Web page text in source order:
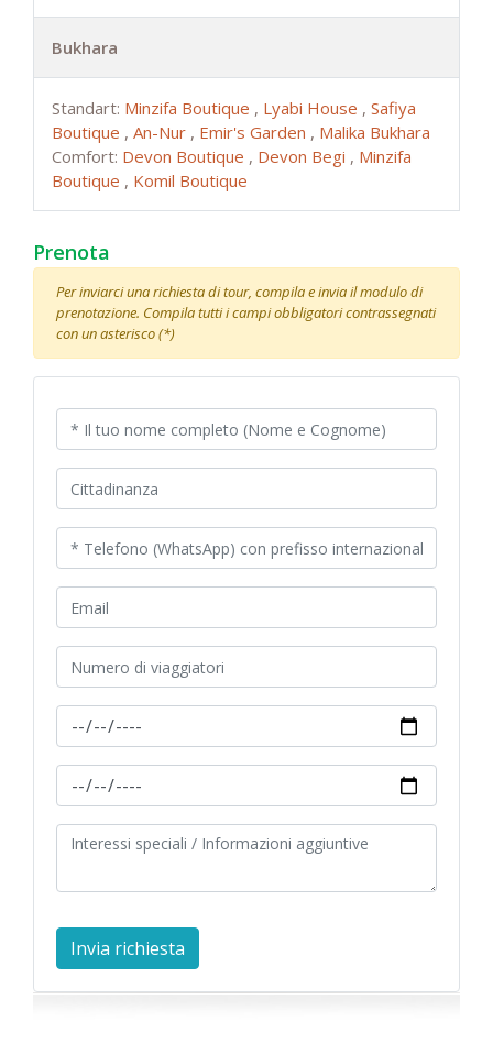
Bukhara
Standart: Minzifa Boutique , Lyabi House , Safiya
Boutique , An-Nur , Emir's Garden , Malika Bukhara
Comfort: Devon Boutique , Devon Begi , Minzifa
Boutique , Komil Boutique
Prenota
Per inviarci una richiesta di tour, compila e invia il modulo di
prenotazione. Compila tutti i campi obbligatori contrassegnati
con un asterisco (*)